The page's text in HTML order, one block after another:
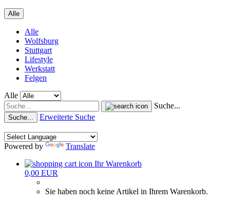
Alle
Alle
Wolfsburg
Stuttgart
Lifestyle
Werkstatt
Felgen
Alle
Suche...
Suche... Erweiterte Suche
Powered by
Translate
Ihr Warenkorb
0,00 EUR
Sie haben noch keine Artikel in Ihrem Warenkorb.